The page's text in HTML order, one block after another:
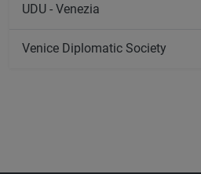
UDU - Venezia
Venice Diplomatic Society